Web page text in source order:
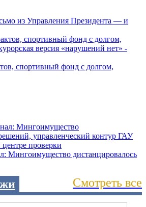
из Управления Президента — и
спортивный фонд с долгом,
Мингоимущество дистанцировалось
Смотреть все